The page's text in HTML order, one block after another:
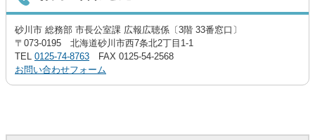
砂川市 総務部 市長公室課 広報広聴係〔3階 33番窓口〕
〒073-0195 北海道砂川市西7条北2丁目1-1
TEL 0125-74-8763 FAX 0125-54-2568
お問い合わせフォーム